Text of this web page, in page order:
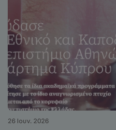
26 Ιουν. 2026